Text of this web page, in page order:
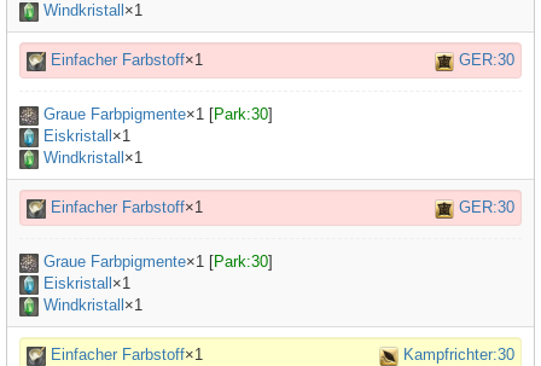
Windkristall ×1
Einfacher Farbstoff×1 GER:30
Graue Farbpigmente×1 [Park:30]
Eiskristall ×1
Windkristall ×1
Einfacher Farbstoff×1 GER:30
Graue Farbpigmente×1 [Park:30]
Eiskristall ×1
Windkristall ×1
Einfacher Farbstoff×1 Kampfrichter:30